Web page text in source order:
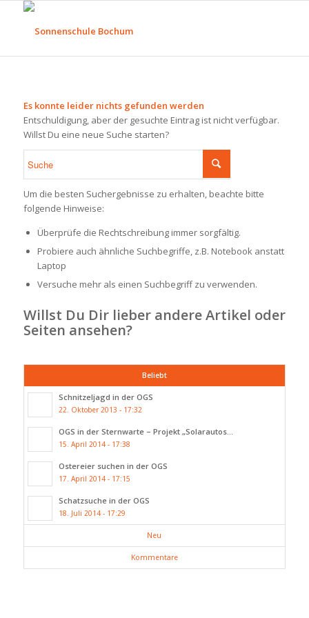
Es konnte leider nichts gefunden werden
Entschuldigung, aber der gesuchte Eintrag ist nicht verfügbar.
Willst Du eine neue Suche starten?
Um die besten Suchergebnisse zu erhalten, beachte bitte
folgende Hinweise:
Überprüfe die Rechtschreibung immer sorgfältig.
Probiere auch ähnliche Suchbegriffe, z.B. Notebook anstatt
Laptop
Versuche mehr als einen Suchbegriff zu verwenden.
Willst Du Dir lieber andere Artikel oder
Seiten ansehen?
Beliebt
Schnitzeljagd in der OGS
22. Oktober 2013 - 17:32
OGS in der Sternwarte – Projekt „Solarautos...
15. April 2014 - 17:38
Ostereier suchen in der OGS
17. April 2014 - 17:15
Schatzsuche in der OGS
18. Juli 2014 - 17:29
Neu
Kommentare